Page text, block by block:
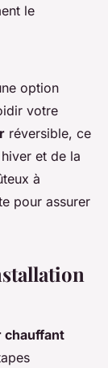
le
option
votre
réversible, ce
et de la
à
pour assurer
chauffant